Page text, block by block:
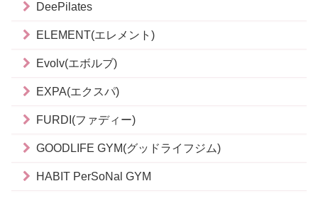
DeePilates
ELEMENT(エレメント)
Evolv(エボルブ)
EXPA(エクスパ)
FURDI(ファディー)
GOODLIFE GYM(グッドライフジム)
HABIT PerSoNal GYM